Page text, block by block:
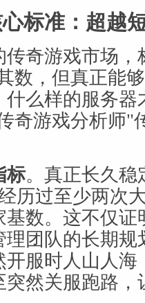
标准：超越
奇游戏市场，
数，但真正能
什么样的服务
奇游戏分析师"
标。真正长久稳
历过至少两次
数。这不仅证
理团队的长期规
服时人山人海
突然关服跑路